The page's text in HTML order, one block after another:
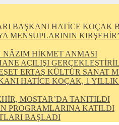
BAŞKANI HATİCE KOÇAK
MENSUPLARININ
NÂZIM HİKMET ANMASI
AÇILIŞI
ERTAŞ KÜLTÜR SANAT
HATİCE KOÇAK, 1
MOSTAR’DA TANITILDI
PROGRAMLARINA KATILDI
BAŞLADI